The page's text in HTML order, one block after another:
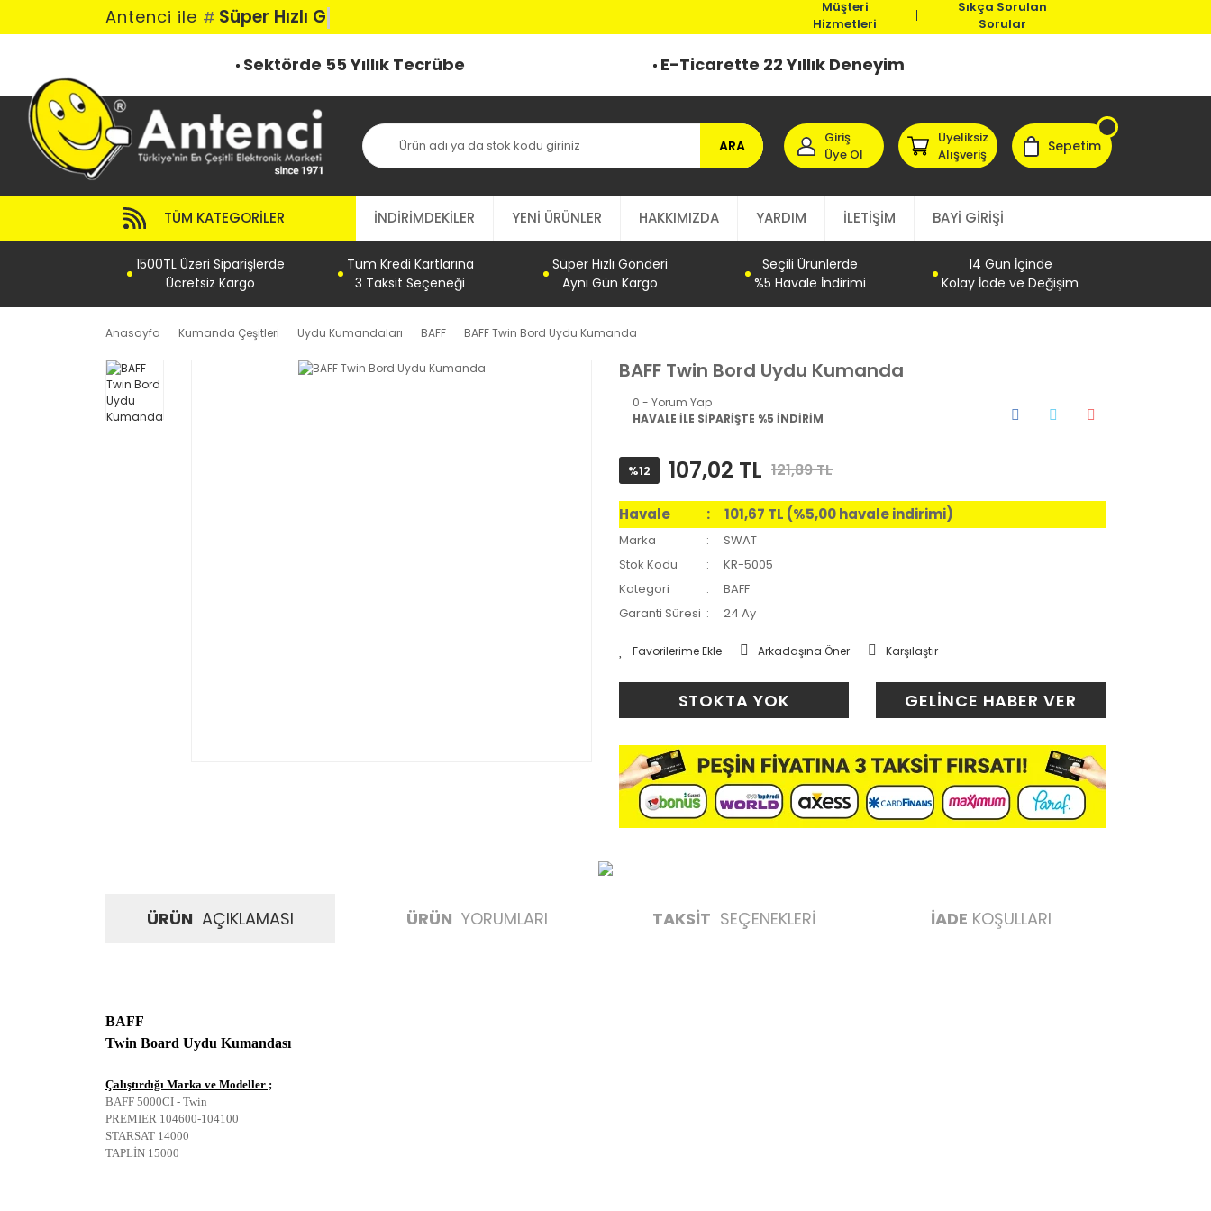
Antenci ile # Süper Hızlı Gön
Müşteri
Hizmetleri
Sıkça Sorulan
Sorular
Sektörde 55 Yıllık Tecrübe E-Ticarette 22 Yıllık Deneyim
ARA
Giriş
Üye Ol
Üyeliksiz
Alışveriş
Sepetim
TÜM KATEGORILER İNDİRİMDEKİLER YENİ ÜRÜNLER HAKKIMIZDA YARDIM İLETİŞİM BAYİ GİRİŞİ
1500TL Üzeri Siparişlerde
Ücretsiz Kargo
Tüm Kredi Kartlarına
3 Taksit Seçeneği
Süper Hızlı Gönderi
Aynı Gün Kargo
Seçili Ürünlerde
%5 Havale İndirimi
14 Gün İçinde
Kolay İade ve Değişim
Anasayfa Kumanda Çeşitleri Uydu Kumandaları BAFF BAFF Twin Bord Uydu Kumanda
BAFF Twin Bord Uydu Kumanda
0 - Yorum Yap
HAVALE İLE SİPARİŞTE %5 İNDİRİM
%12 107,02 TL 121,89 TL
Havale 101,67 TL (%5,00 havale indirimi)
Marka
SWAT
Stok Kodu
KR-5005
Kategori
BAFF
Garanti Süresi
24 Ay
Arkadaşına Öner Karşılaştır
STOKTA YOK GELİNCE HABER VER
ÜRÜN AÇIKLAMASI ÜRÜN YORUMLARI TAKSİT SEÇENEKLERİ İADE KOŞULLARI
BAFF
Twin Board Uydu Kumandası
Çalıştırdığı Marka ve Modeller ;
BAFF 5000CI - Twin
PREMIER 104600-104100
STARSAT 14000
TAPLİN 15000